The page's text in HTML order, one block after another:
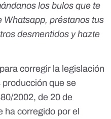
los bulos que te
Whatsapp, préstanos tus
desmentidos y hazte
corregir la legislación
que se
2002, de 20 de
ha corregido por el